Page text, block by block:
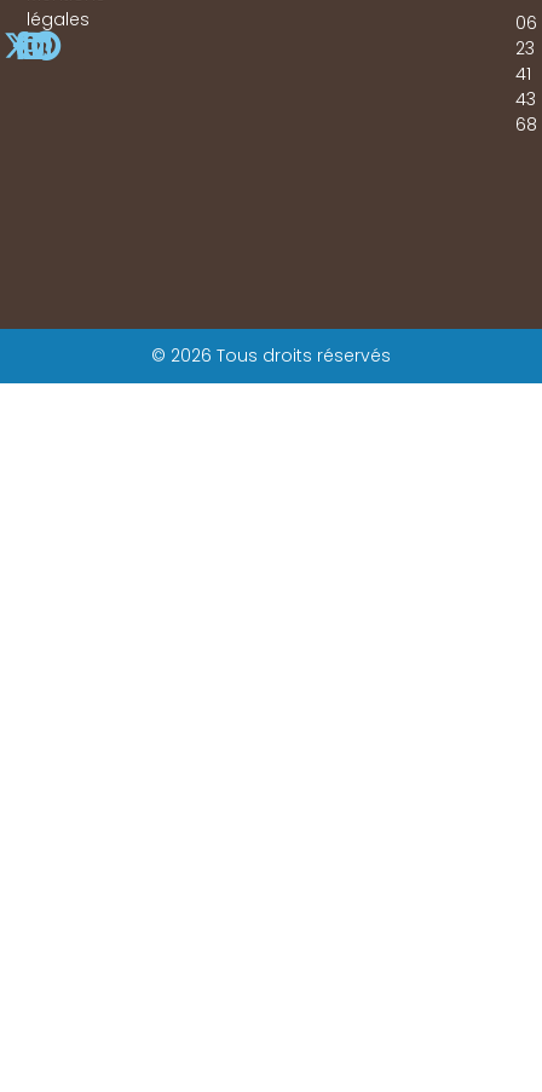
légales
06
23
41
43
68
© 2026 Tous droits réservés